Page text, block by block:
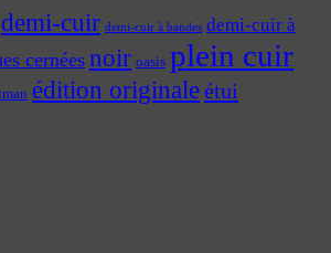
demi-cuir demi-cuir à bandes demi-cuir à
cernéesnoir oasis plein cuir
édition originaleétui